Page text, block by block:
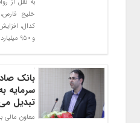
به نقل از
خلیج
و ۹۵۰ میلیارد تومان با افزایش سرمایه ۲۶ […]
سرمایه
تبدیل
​معاون مالی